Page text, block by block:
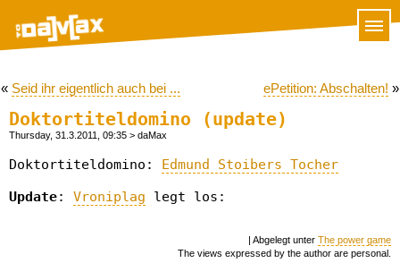
« Seid ihr eigentlich auch bei ... ePetition: Abschalten! »
Doktortiteldomino (update)
Thursday, 31.3.2011, 09:35 > daMax
Doktortiteldomino: Edmund Stoibers Tocher
Update: Vroniplag legt los:
| Abgelegt unter The power game
The views expressed by the author are personal.